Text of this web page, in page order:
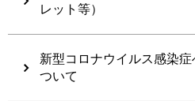
レット等）
新型コロナウイルス感染
ついて